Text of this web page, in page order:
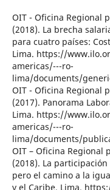
OIT - Oficina Regional
(2018). La brecha
para cuatro países:
Lima. https://
americas/---ro-
lima/documents/
OIT - Oficina Regional
(2017). Panorama
Lima. https://
americas/---ro-
lima/documents/
OIT – Oficina Regional
(2018). La
pero el camino a la
y el Caribe, Lima.